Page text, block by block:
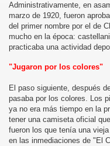
Administrativamente, en
marzo de 1920, fueron
del primer nombre por el de
mucho en la época:
practicaba una actividad
"Jugaron por los colores"
El paso siguiente, después
pasaba por los colores. Los
ya no era más tiempo en la
tener una camiseta oficial
fueron los que tenía una
en las inmediaciones de "El